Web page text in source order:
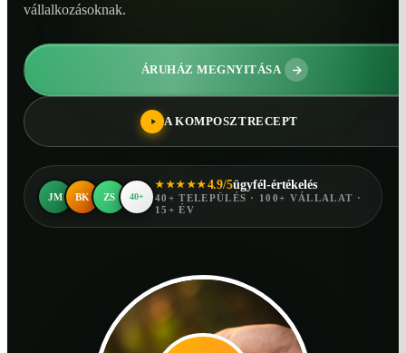
vállalkozásoknak.
ÁRUHÁZ MEGNYITÁSA
A KOMPOSZTRECEPT
JM BK ZS 40+
★★★★★4.9/5ügyfél-értékelés
40+ TELEPÜLÉS · 100+ VÁLLALAT ·
15+ ÉV